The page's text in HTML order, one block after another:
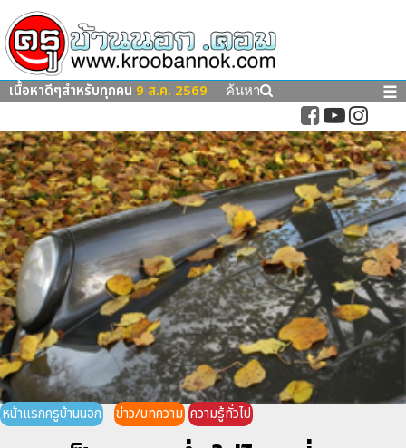
เนื้อหาดีๆสำหรับทุกคน 9 ส.ค. 2569 ค้นหา ☰
หน้าแรกครูบ้านนอก ข่าว/บทความ ความรู้ทั่วไป